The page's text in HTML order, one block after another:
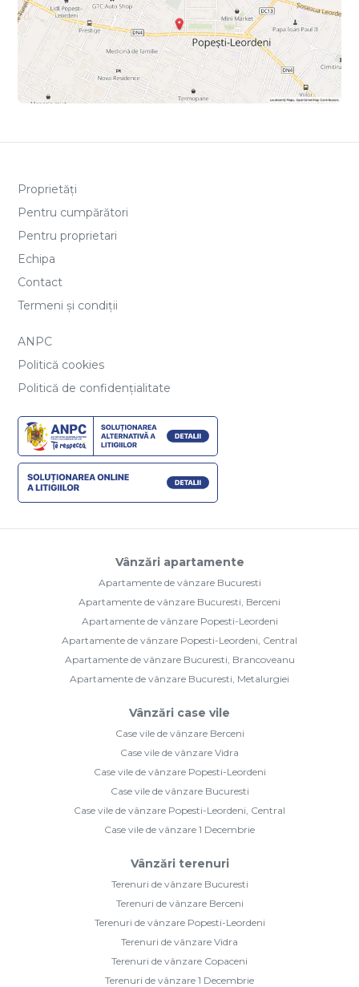
Proprietăți
Pentru cumpărători
Pentru proprietari
Echipa
Contact
Termeni și condiții
ANPC
Politică cookies
Politică de confidențialitate
Vânzări apartamente
Apartamente de vânzare Bucuresti
Apartamente de vânzare Bucuresti, Berceni
Apartamente de vânzare Popesti-Leordeni
Apartamente de vânzare Popesti-Leordeni, Central
Apartamente de vânzare Bucuresti, Brancoveanu
Apartamente de vânzare Bucuresti, Metalurgiei
Vânzări case vile
Case vile de vânzare Berceni
Case vile de vânzare Vidra
Case vile de vânzare Popesti-Leordeni
Case vile de vânzare Bucuresti
Case vile de vânzare Popesti-Leordeni, Central
Case vile de vânzare 1 Decembrie
Vânzări terenuri
Terenuri de vânzare Bucuresti
Terenuri de vânzare Berceni
Terenuri de vânzare Popesti-Leordeni
Terenuri de vânzare Vidra
Terenuri de vânzare Copaceni
Terenuri de vânzare 1 Decembrie